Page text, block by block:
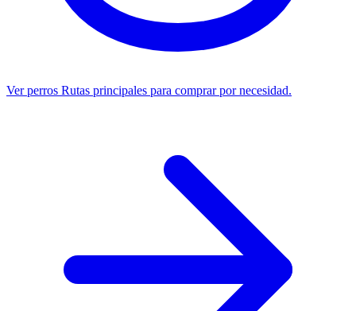
Ver perros Rutas principales para comprar por necesidad.